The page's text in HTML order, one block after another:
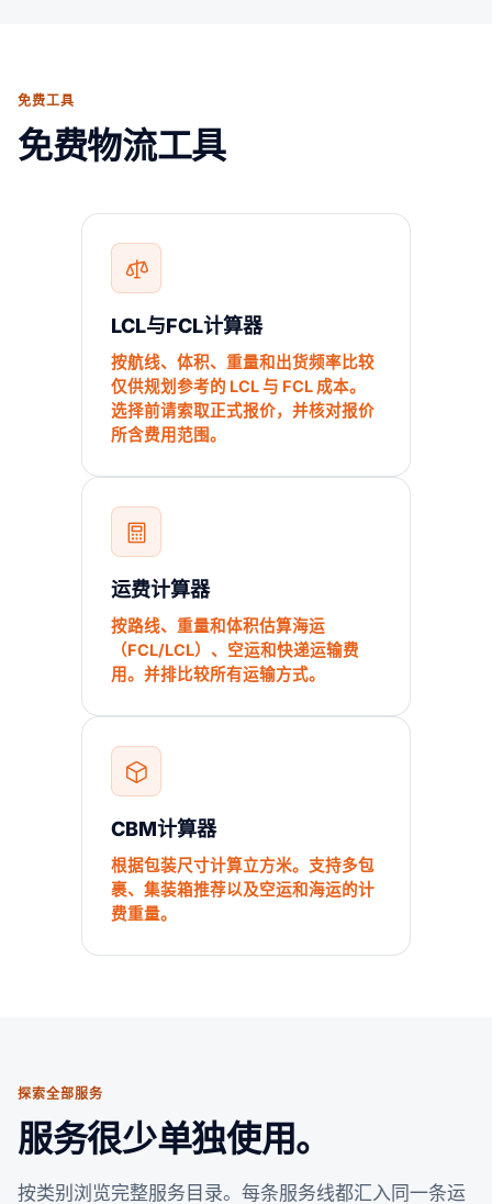
免费工具
免费物流工具
LCL与FCL计算器
按航线、体积、重量和出货频率比较
仅供规划参考的 LCL 与 FCL 成本。
选择前请索取正式报价，并核对报价
所含费用范围。
运费计算器
按路线、重量和体积估算海运
（FCL/LCL）、空运和快递运输费
用。并排比较所有运输方式。
CBM计算器
根据包装尺寸计算立方米。支持多包
裹、集装箱推荐以及空运和海运的计
费重量。
探索全部服务
服务很少单独使用。
按类别浏览完整服务目录。每条服务线都汇入同一条运